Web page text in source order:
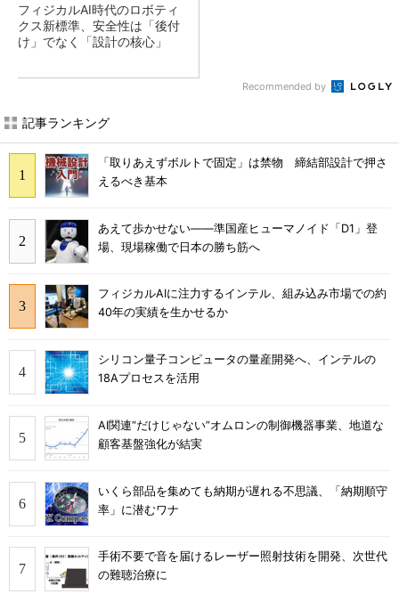
フィジカルAI時代のロボティ
クス新標準、安全性は「後付
け」でなく「設計の核心」
Recommended by
記事ランキング
「取りあえずボルトで固定」は禁物 締結部設計で押さ
えるべき基本
あえて歩かせない――準国産ヒューマノイド「D1」登
場、現場稼働で日本の勝ち筋へ
フィジカルAIに注力するインテル、組み込み市場での約
40年の実績を生かせるか
シリコン量子コンピュータの量産開発へ、インテルの
18Aプロセスを活用
AI関連“だけじゃない”オムロンの制御機器事業、地道な
顧客基盤強化が結実
いくら部品を集めても納期が遅れる不思議、「納期順守
率」に潜むワナ
手術不要で音を届けるレーザー照射技術を開発、次世代
の難聴治療に